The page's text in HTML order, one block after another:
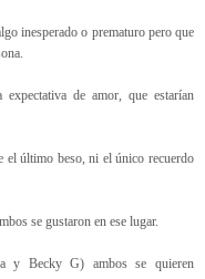
inesperado o prematuro pero que
de amor, que estarían
el último beso, ni el único recuerdo
se gustaron en ese lugar.
y Becky G) ambos se quieren